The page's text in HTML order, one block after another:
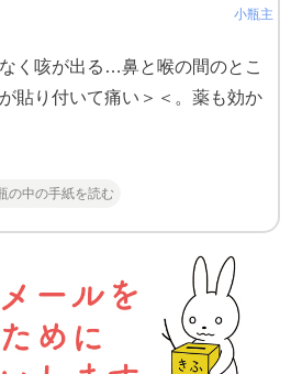
小瓶主
く咳が出る…鼻と喉の間のとこ
貼り付いて痛い＞＜。薬も効か
の中の手紙を読む